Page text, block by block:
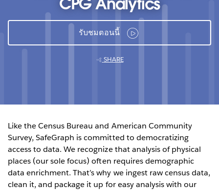
รับชมตอนนี้
SHARE
Like the Census Bureau and American Community
Survey, SafeGraph is committed to democratizing
access to data. We recognize that analysis of physical
places (our sole focus) often requires demographic
data enrichment. That’s why we ingest raw census data,
clean it, and package it up for easy analysis with our